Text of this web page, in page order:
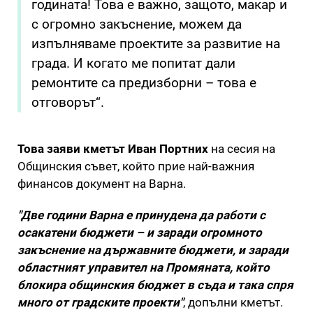
годината! Това е важно, защото, макар и
с огромно закъснение, можем да
изпълняваме проектите за развитие на
града. И когато ме попитат дали
ремонтите са предизборни – това е
отговорът“.
Това заяви кметът Иван Портних на сесия на
Общинския съвет, който прие най-важния
финансов документ на Варна.
"Две години Варна е принудена да работи с
осакатени бюджети – и заради огромното
закъснение на държавните бюджети, и заради
областният управител на Промяната, който
блокира общинския бюджет в съда и така спря
много от градските проекти", допълни кметът.